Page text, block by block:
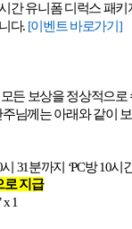
간 유니폼 디럭스 패키
다. [이벤트 바로가기]
든 보상을 정상적으로
님께는 아래와 같이
시 31분까지 ‘PC방10시
로 지급
x 1